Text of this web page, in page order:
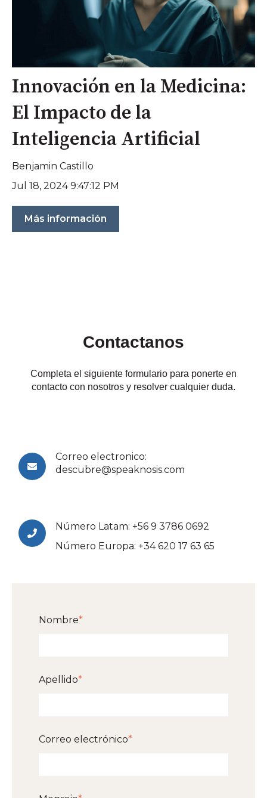
Innovación en la Medicina:
El Impacto de la
Inteligencia Artificial
Benjamin Castillo
Jul 18, 2024 9:47:12 PM
Más información
Contactanos
Completa el siguiente formulario para ponerte en
contacto con nosotros y resolver cualquier duda.
Correo electronico:
descubre@speaknosis.com
Número Latam: +56 9 3786 0692
Número Europa: +34 620 17 63 65
Nombre*
Apellido*
Correo electrónico*